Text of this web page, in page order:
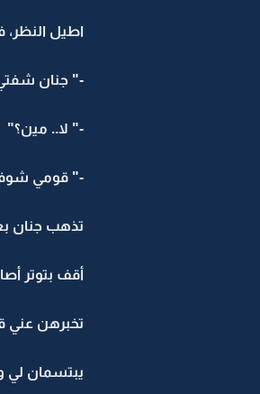
اطيل النظر،
-" جنان شفتي
-" لا.. مين؟"
-" قومي
تذهب جنان
أقف بتوتر
تخبرهن عني
يبتسمان لي